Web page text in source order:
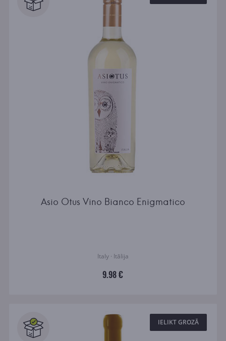
Asio Otus Vino Bianco Enigmatico
Italy · Itālija
9.98 €
IELIKT GROZĀ